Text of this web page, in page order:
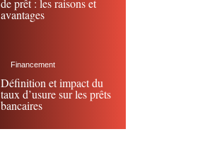
de prêt : les raisons et
avantages
Financement
Définition et impact du
taux d’usure sur les prêts
bancaires